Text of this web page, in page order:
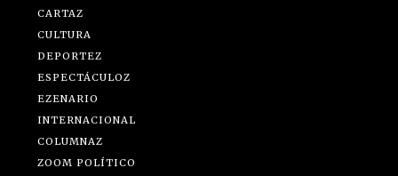
CARTAZ
CULTURA
DEPORTEZ
ESPECTÁCULOZ
EZENARIO
INTERNACIONAL
COLUMNAZ
ZOOM POLÍTICO